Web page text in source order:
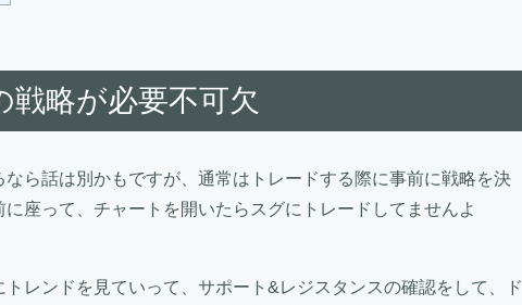
略が必要不可欠
ら話は別かもですが、通常はトレードする際に事前に戦略を決
座って、チャートを開いたらスグにトレードしてませんよ
レンドを見ていって、サポート&レジスタンスの確認をして、ド